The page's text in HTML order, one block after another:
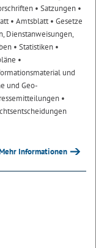
• Satzungen •
• Amtsblatt• Gesetze
Dienstanweisungen,
• Statistiken •
•
und
und Geo-
•
Informationen